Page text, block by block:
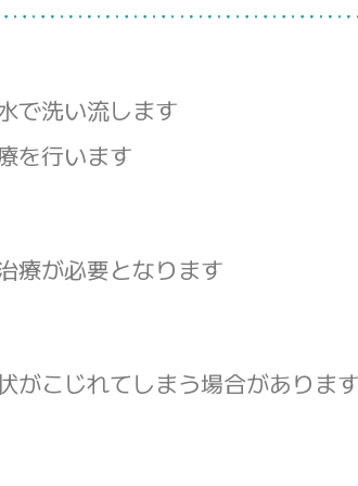
で洗い流します
を行います
療が必要となります
がこじれてしまう場合がありま